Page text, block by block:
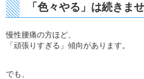
「色々やる」は続きま
慢性腰痛の方ほど、
「頑張りすぎる」傾向があります。
でも、